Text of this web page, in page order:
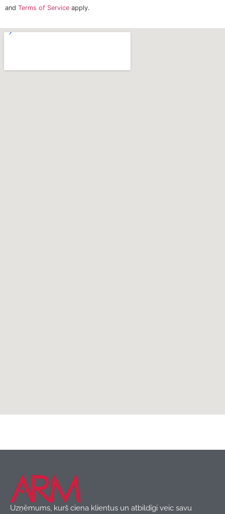
and Terms of Service apply.
Uzņēmums, kurš ciena klientus un atbildīgi veic savu